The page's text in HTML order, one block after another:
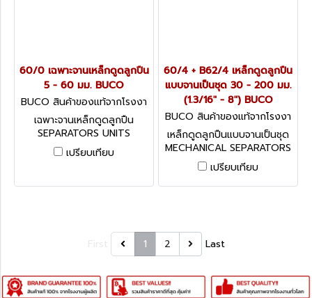
60/0 เฉพาะจานเหล็กดูดลูกปืน
5 - 60 มม. BUCO
BUCO สินค้าของแท้จากโรงงา
นผู้ผลิต 60/0
เฉพาะจานเหล็กดูดลูกปืน
SEPARATORS UNITS
เปรียบเทียบ
60/4 + B62/4 เหล็กดูดลูกปืน
แบบจานเป็นชุด 30 - 200 มม.
(1.3/16" - 8") BUCO
BUCO สินค้าของแท้จากโรงงา
นผู้ผลิต 60/4 + B62/4
เหล็กดูดลูกปืนแบบจานเป็นชุด
MECHANICAL SEPARATORS
PULLING SET
เปรียบเทียบ
1 2 Last